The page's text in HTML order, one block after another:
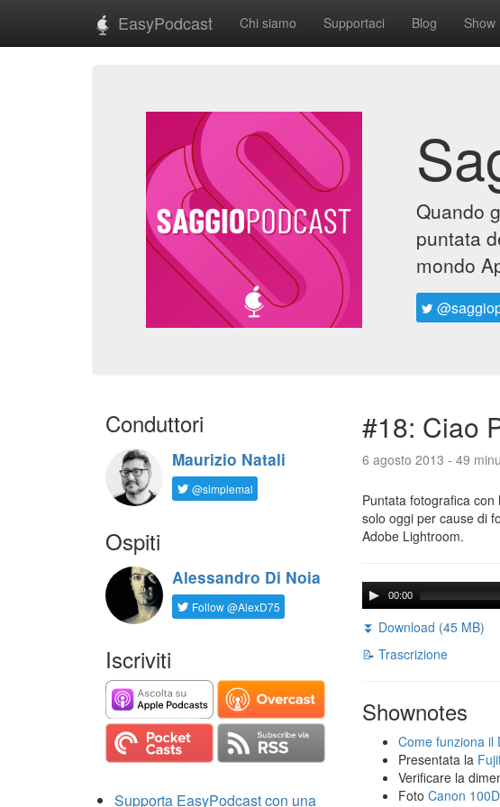
EasyPodcast Chi siamo Supportaci Blog Show
Quando
puntata
mondo
Conduttori
Maurizio Natali
@simplemal
Ospiti
Alessandro Di Noia
Follow @AlexD75
Iscriviti
Supporta EasyPodcast con una
#18: Ciao
6 agosto 2013 - 49
Puntata fotografica
solo oggi per cause di
Adobe Lightroom.
00:00
⏬ Download (45 MB)
📝 Trascrizione
Shownotes
Come funziona il
Presentata la
Verificare la
Foto Canon